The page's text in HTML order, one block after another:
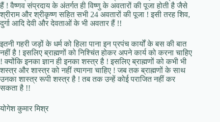
हैं ! वैष्‍णव संप्रदाय के अंतर्गत ही विष्णु के अवतारों की पूजा होती है जैसे
श्रीराम और श्रीकृष्ण सहित सभी 24 अवतारों की पूजा ! इसी तरह शिव,
दुर्गा आदि देवी और देवताओं के भी अवतार हैं !!
इतनी गहरी जड़ों के धर्म को हिला पाना इन प्रपंच कार्यों के बस की बात
नहीं है ! इसलिए ब्राह्मणों को निश्चिंत होकर अपने कार्य को करना चाहिए
! क्योंकि इनका ज्ञान ही इनका शस्त्र है ! इसलिए ब्राह्मणों को कभी भी
शस्त्र और शास्त्र को नहीं त्यागना चाहिए ! जब तक ब्राह्मणों के साथ
उनका शास्त्र रूपी शस्त्र है ! तब तक उन्हें कोई पराजित नहीं कर
सकता है !!
योगेश कुमार मिश्र